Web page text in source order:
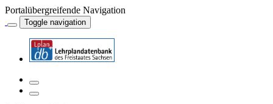
Portalübergreifende Navigation
Toggle navigation